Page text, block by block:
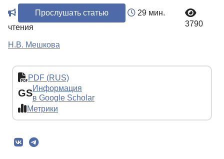
Прослушать статью
29 мин.
чтения
3790
Н.В. Мешкова
PDF (RUS)
GSИнформация
в Google Scholar
Метрики